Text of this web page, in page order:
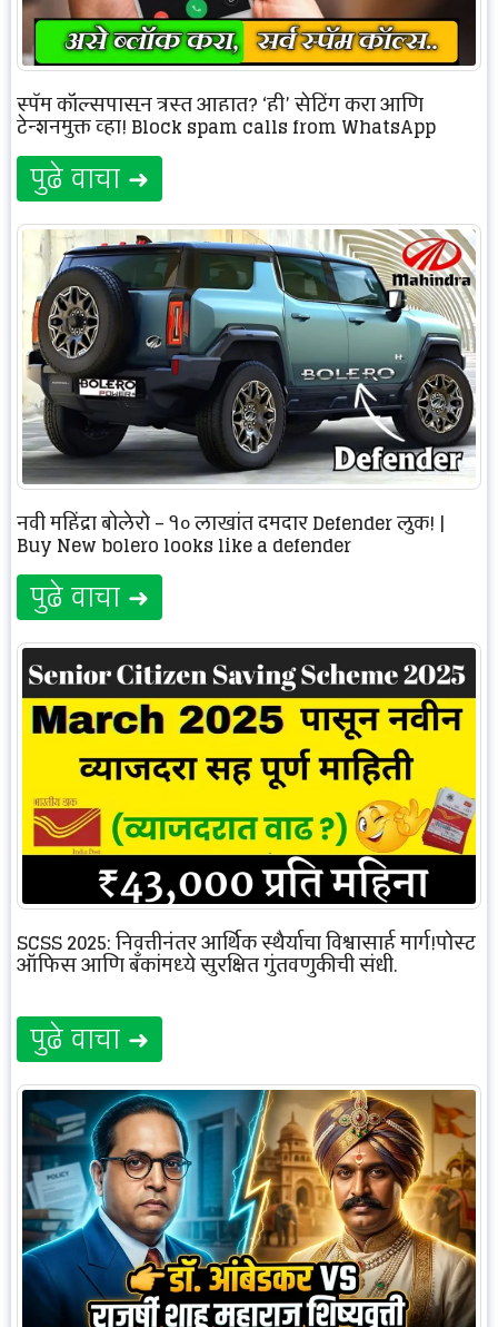
स्पॅम कॉल्सपासून त्रस्त आहात? ‘ही’ सेटिंग करा आणि
टेन्शनमुक्त व्हा! Block spam calls from WhatsApp
पुढे वाचा ➜
नवी महिंद्रा बोलेरो – १० लाखांत दमदार Defender लुक! |
Buy New bolero looks like a defender
पुढे वाचा ➜
SCSS 2025: निवृत्तीनंतर आर्थिक स्थैर्याचा विश्वासार्ह मार्ग!पोस्ट
ऑफिस आणि बँकांमध्ये सुरक्षित गुंतवणुकीची संधी.
पुढे वाचा ➜